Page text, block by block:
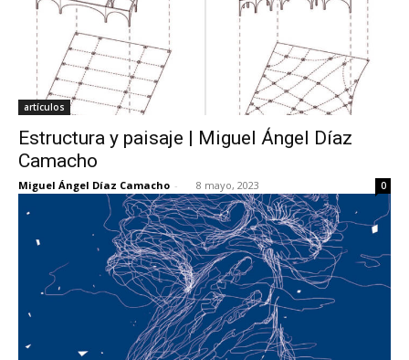
artículos
Estructura y paisaje | Miguel Ángel Díaz
Camacho
Miguel Ángel Díaz Camacho - 8 mayo, 2023 0